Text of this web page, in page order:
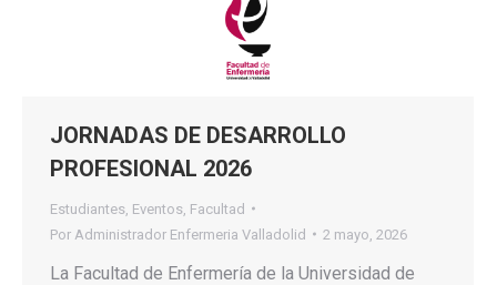
JORNADAS DE DESARROLLO
PROFESIONAL 2026
Estudiantes Eventos Facultad
Por Administrador Enfermeria Valladolid 2 mayo, 2026
La Facultad de Enfermería de la Universidad de